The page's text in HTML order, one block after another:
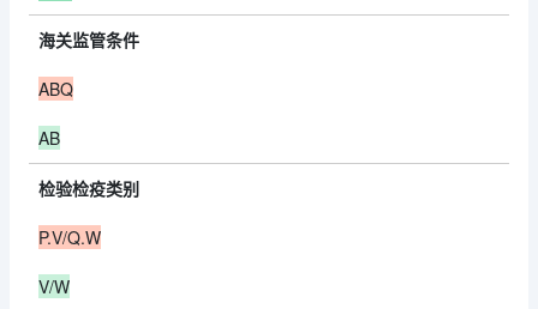
海关监管条件
ABQ
AB
检验检疫类别
P.V/Q.W
V/W